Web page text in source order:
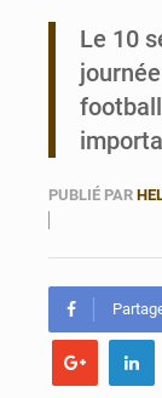
Le 10
PUBLIÉ PAR